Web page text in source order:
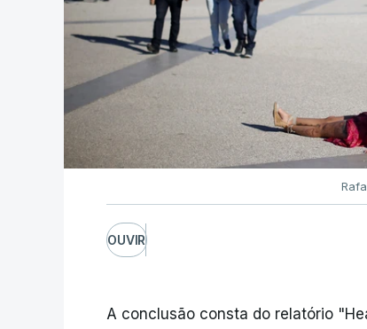
OUVIR
A conclusão consta do relatório